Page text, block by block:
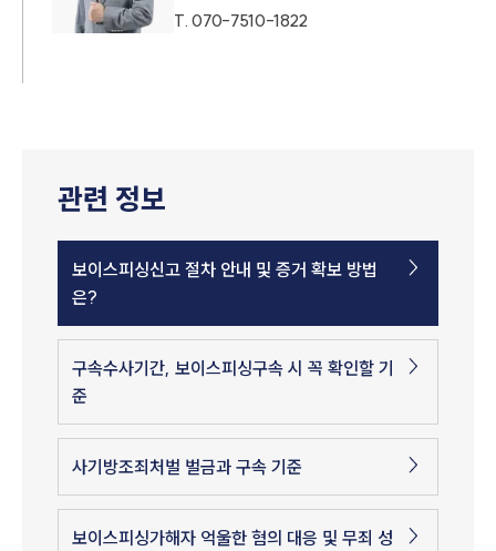
T.070-7510-1822
관련 정보
보이스피싱신고 절차 안내 및 증거 확보 방법
은?
구속수사기간, 보이스피싱구속 시 꼭 확인할 기
준
사기방조죄처벌 벌금과 구속 기준
보이스피싱가해자 억울한 혐의 대응 및 무죄 성